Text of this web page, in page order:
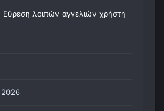
Εύρεση λοιπών αγγελιών χρήστη